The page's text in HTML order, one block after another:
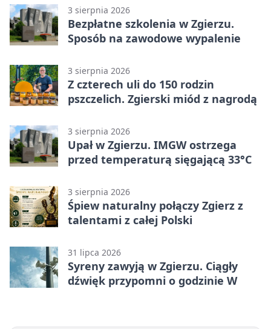
3 sierpnia 2026
Bezpłatne szkolenia w Zgierzu.
Sposób na zawodowe wypalenie
3 sierpnia 2026
Z czterech uli do 150 rodzin
pszczelich. Zgierski miód z nagrodą
3 sierpnia 2026
Upał w Zgierzu. IMGW ostrzega
przed temperaturą sięgającą 33°C
3 sierpnia 2026
Śpiew naturalny połączy Zgierz z
talentami z całej Polski
31 lipca 2026
Syreny zawyją w Zgierzu. Ciągły
dźwięk przypomni o godzinie W